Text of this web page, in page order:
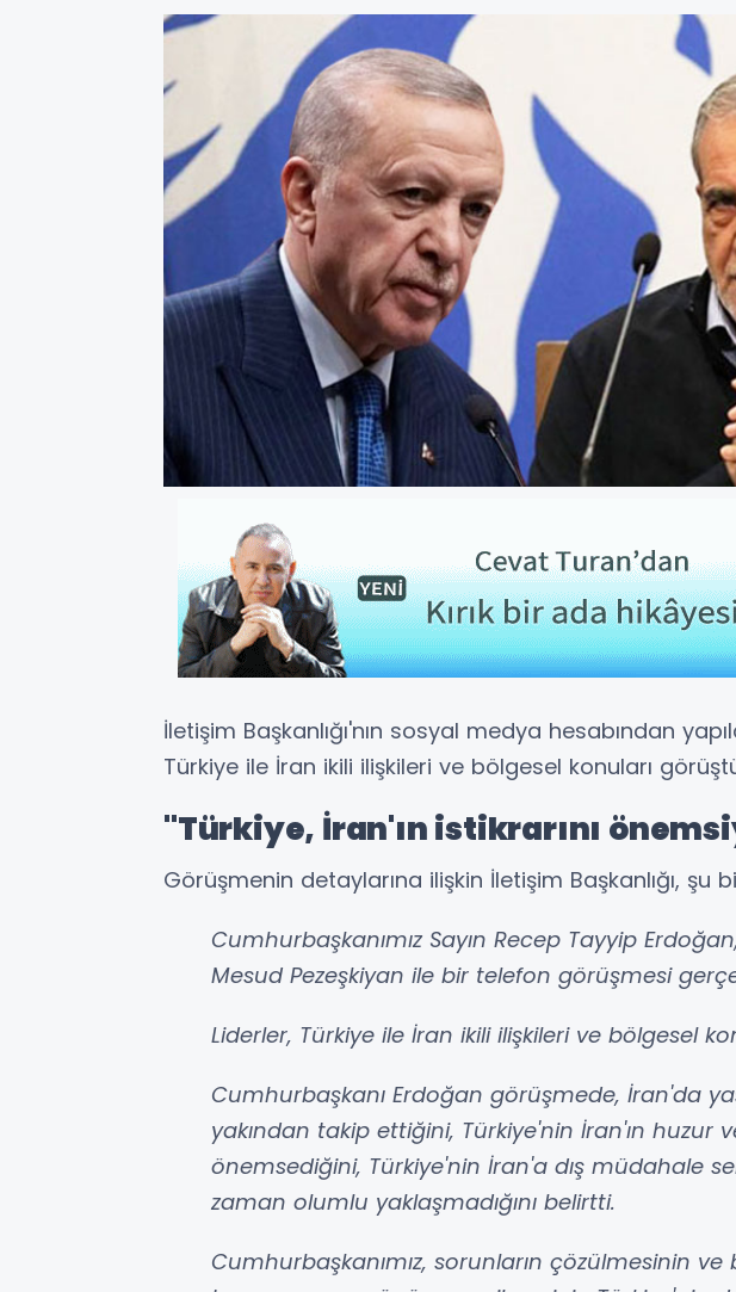
İletişim Başkanlığı'nın sosyal medya hesabından
Türkiye ile İran ikili ilişkileri ve bölgesel konuları
"Türkiye, İran'ın istikrarını
Görüşmenin detaylarına ilişkin İletişim Başkanlığı, şu
Cumhurbaşkanımız Sayın Recep Tayyip
Mesud Pezeşkiyan ile bir telefon görüşmesi
Liderler, Türkiye ile İran ikili ilişkileri ve bölgesel
Cumhurbaşkanı Erdoğan görüşmede, İran'da
yakından takip ettiğini, Türkiye'nin İran'ın huzur
önemsediğini, Türkiye'nin İran'a dış müdahale
zaman olumlu yaklaşmadığını belirtti.
Cumhurbaşkanımız, sorunların çözülmesinin